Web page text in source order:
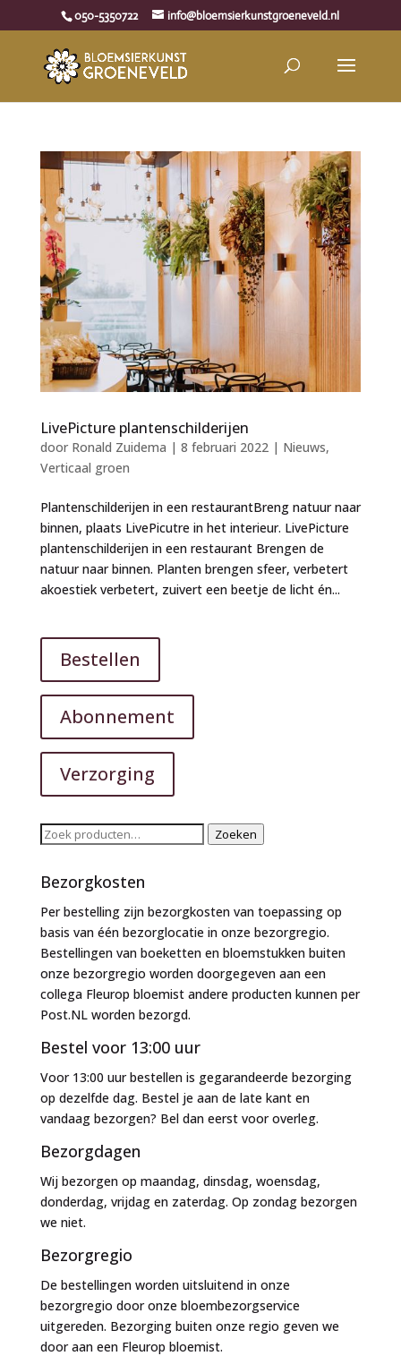
050-5350722 info@bloemsierkunstgroeneveld.nl
LivePicture plantenschilderijen
door Ronald Zuidema | 8 februari 2022| Nieuws,
Verticaal groen
Plantenschilderijen in een restaurantBreng natuur naar
binnen, plaats LivePicutre in het interieur. LivePicture
plantenschilderijen in een restaurant Brengen de
natuur naar binnen. Planten brengen sfeer, verbetert
akoestiek verbetert, zuivert een beetje de licht én...
Bestellen
Abonnement
Verzorging
Zoeken
Zoeken
Bezorgkosten
Per bestelling zijn bezorgkosten van toepassing op
basis van één bezorglocatie in onze bezorgregio.
Bestellingen van boeketten en bloemstukken buiten
onze bezorgregio worden doorgegeven aan een
collega Fleurop bloemist andere producten kunnen per
Post.NL worden bezorgd.
Bestel voor 13:00 uur
Voor 13:00 uur bestellen is gegarandeerde bezorging
op dezelfde dag. Bestel je aan de late kant en
vandaag bezorgen? Bel dan eerst voor overleg.
Bezorgdagen
Wij bezorgen op maandag, dinsdag, woensdag,
donderdag, vrijdag en zaterdag. Op zondag bezorgen
we niet.
Bezorgregio
De bestellingen worden uitsluitend in onze
bezorgregio door onze bloembezorgservice
uitgereden. Bezorging buiten onze regio geven we
door aan een Fleurop bloemist.